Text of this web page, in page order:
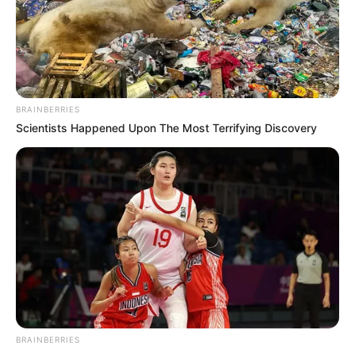
BRAINBERRIES
Scientists Happened Upon The Most Terrifying Discovery
BRAINBERRIES